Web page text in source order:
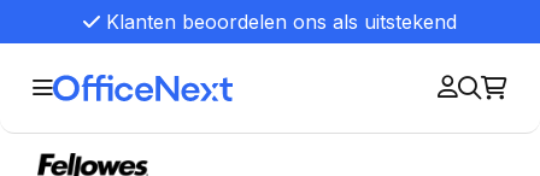
Klanten beoordelen ons als uitstekend